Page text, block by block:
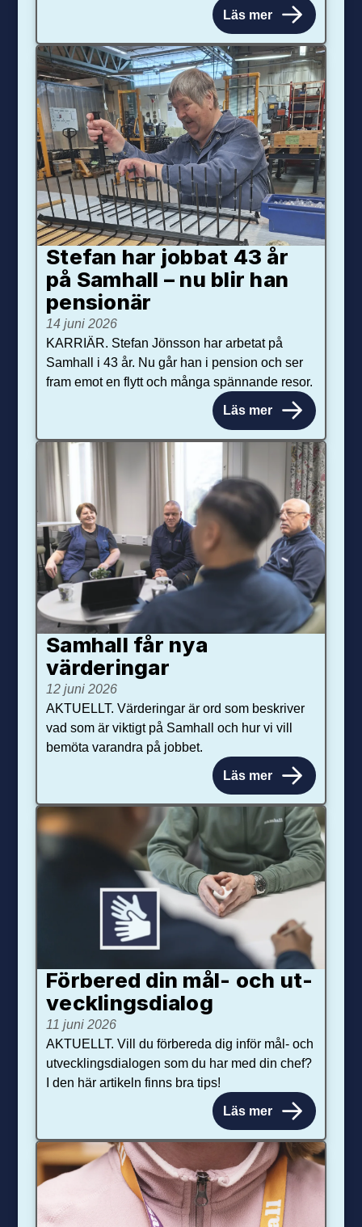
Läs mer
Stefan har jobbat 43 år
på Samhall – nu blir han
pensionär
14 juni 2026
KARRIÄR. Stefan Jönsson har arbetat på
Samhall i 43 år. Nu går han i pension och ser
fram emot en flytt och många spännande resor.
Läs mer
Samhall får nya
värdering­ar
12 juni 2026
AKTUELLT. Värderingar är ord som beskriver
vad som är viktigt på Samhall och hur vi vill
bemöta varandra på jobbet.
Läs mer
Förbered din mål- och ut­
veck­lings­dialog
11 juni 2026
AKTUELLT. Vill du förbereda dig inför mål- och
utvecklingsdialogen som du har med din chef?
I den här artikeln finns bra tips!
Läs mer